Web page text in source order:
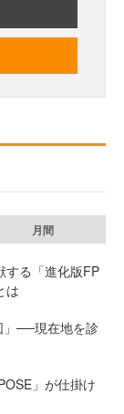
月間
する「進化版FP
は
」──現在地を診
」が仕掛け